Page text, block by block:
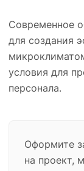
Современное
для создания
условия для
персонала.
Оформите
на проект,